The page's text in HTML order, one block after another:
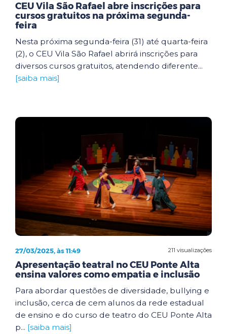
CEU Vila São Rafael abre inscrições para
cursos gratuitos na próxima segunda-
feira
Nesta próxima segunda-feira (31) até quarta-feira
(2), o CEU Vila São Rafael abrirá inscrições para
diversos cursos gratuitos, atendendo diferente...
[saiba mais]
211 visualizações
27/03/2025, às 11:49
Apresentação teatral no CEU Ponte Alta
ensina valores como empatia e inclusão
Para abordar questões de diversidade, bullying e
inclusão, cerca de cem alunos da rede estadual
de ensino e do curso de teatro do CEU Ponte Alta
p... [saiba mais]